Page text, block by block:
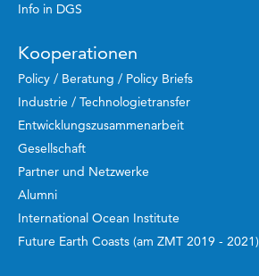
Info in DGS
Kooperationen
Policy / Beratung / Policy Briefs
Industrie / Technologietransfer
Entwicklungszusammenarbeit
Gesellschaft
Partner und Netzwerke
Alumni
International Ocean Institute
Future Earth Coasts (am ZMT 2019 - 2021)